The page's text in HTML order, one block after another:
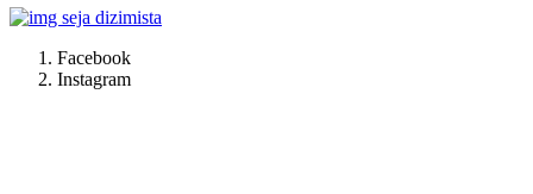
Facebook
Instagram